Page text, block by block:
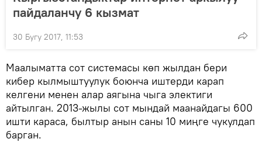
пайдаланчу 6 кызмат
30 Бугу 2017, 11:53
Маалыматта сот системасы көп жылдан бери
кибер кылмыштуулук боюнча иштерди карап
келгени менен алар аягына чыга электиги
айтылган. 2013-жылы сот мындай маанайдагы 600
ишти караса, былтыр анын саны 10 миңге чукулдап
барган.